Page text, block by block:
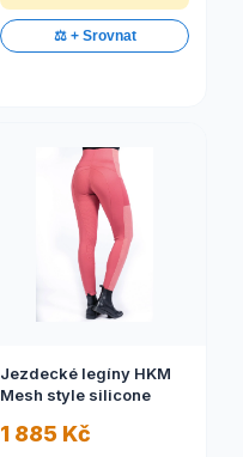
⚖️ + Srovnat
Jezdecké legíny HKM
Mesh style silicone
1 885 Kč